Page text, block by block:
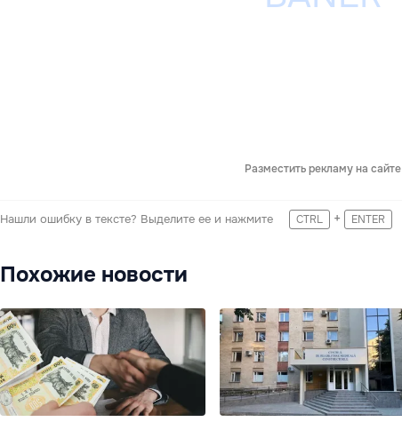
Разместить рекламу на сайте
Нашли ошибку в тексте? Выделите ее и нажмите CTRL + ENTER
Похожие новости